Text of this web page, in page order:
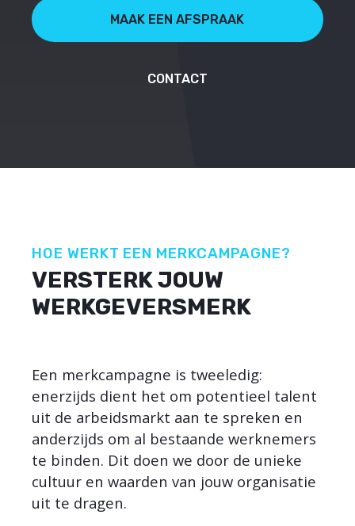
MAAK EEN AFSPRAAK
CONTACT
HOE WERKT EEN MERKCAMPAGNE?
VERSTERK JOUW
WERKGEVERSMERK
Een merkcampagne is tweeledig:
enerzijds dient het om potentieel talent
uit de arbeidsmarkt aan te spreken en
anderzijds om al bestaande werknemers
te binden. Dit doen we door de unieke
cultuur en waarden van jouw organisatie
uit te dragen.